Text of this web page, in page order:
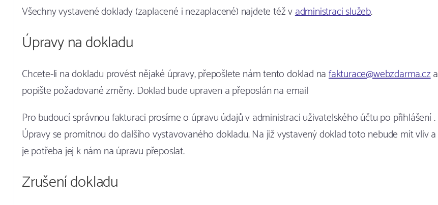
Všechny vystavené doklady (zaplacené i nezaplacené) najdete též vadministraci služeb.
Úpravy na dokladu
Chcete-li na dokladu provést nějaké úpravy, přepošlete nám tento doklad nafakturace@webzdarma.cza
popište požadované změny. Doklad bude upraven a přeposlán na email
Pro budoucí správnou fakturaci prosíme o úpravu údajů v administraci uživatelského účtu po přihlášení .
Úpravy se promítnou do dalšího vystavovaného dokladu. Na již vystavený doklad toto nebude mít vliv a
je potřeba jej k nám na úpravu přeposlat.
Zrušení dokladu